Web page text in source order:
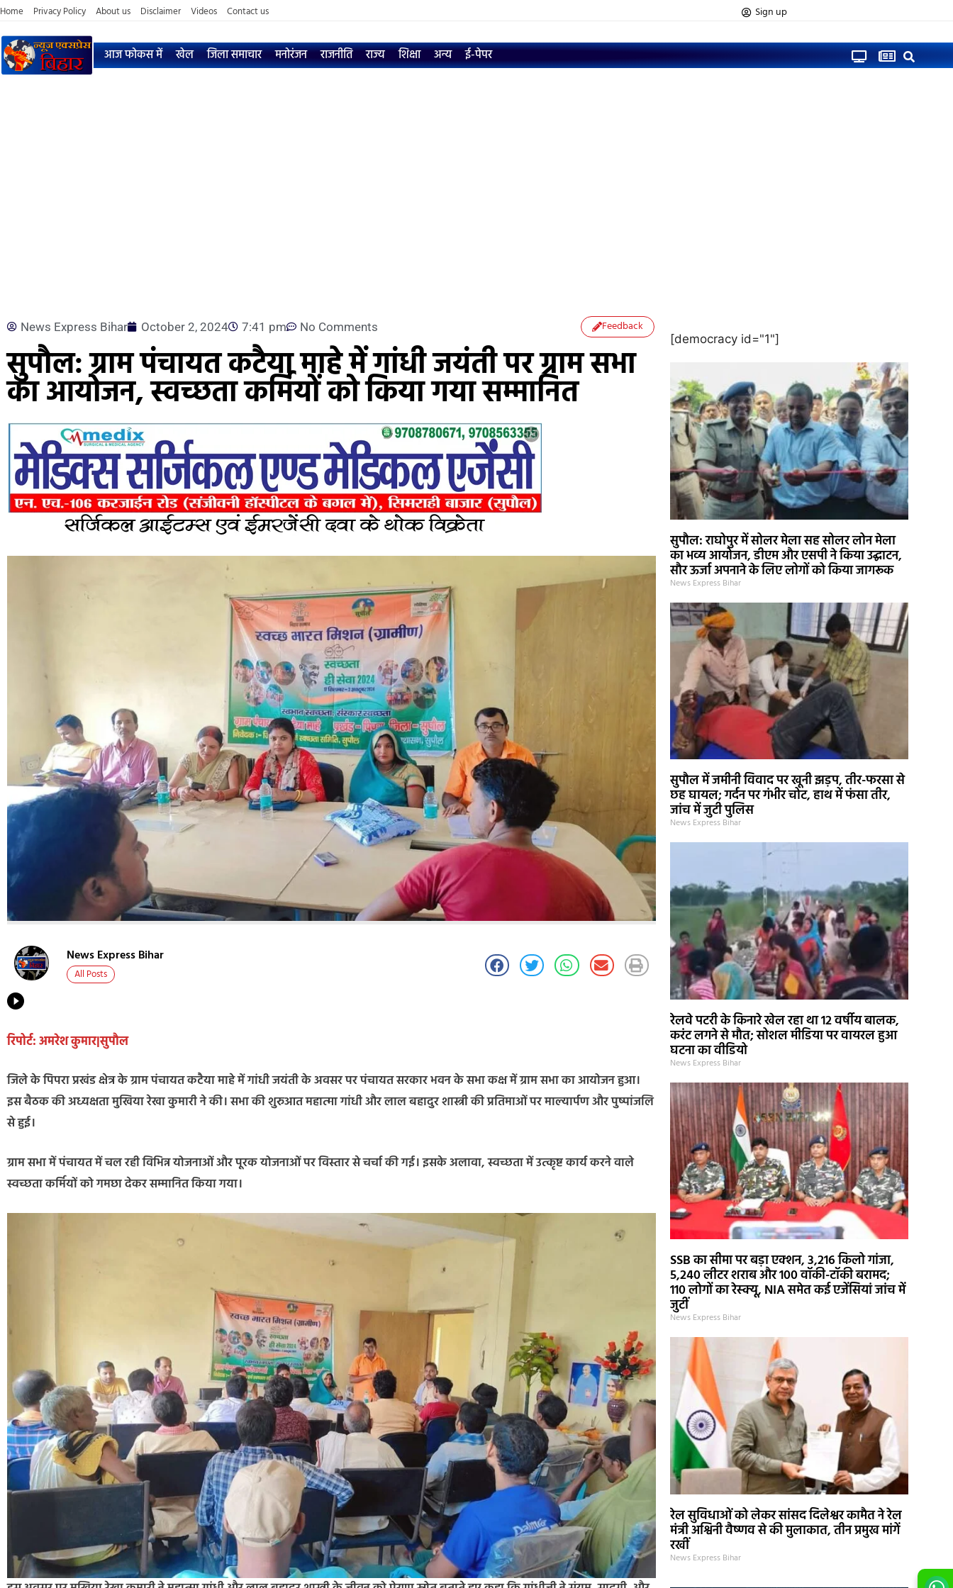
Home Privacy Policy About us Disclaimer Videos Contact us Sign up
आज फोकस में खेल जिला समाचार मनोरंजन राजनीति राज्य शिक्षा अन्य ई-पेपर
News Express Bihar October 2, 2024 7:41 pm No Comments Feedback
सुपौल: ग्राम पंचायत कटैया माहे में गांधी जयंती पर ग्राम सभा
का आयोजन, स्वच्छता कर्मियों को किया गया सम्मानित
News Express Bihar
All Posts
रिपोर्ट: अमरेश कुमार|सुपौल
जिले के पिपरा प्रखंड क्षेत्र के ग्राम पंचायत कटैया माहे में गांधी जयंती के अवसर पर पंचायत सरकार भवन के सभा कक्ष में ग्राम सभा का आयोजन हुआ।
इस बैठक की अध्यक्षता मुखिया रेखा कुमारी ने की। सभा की शुरुआत महात्मा गांधी और लाल बहादुर शास्त्री की प्रतिमाओं पर माल्यार्पण और पुष्पांजलि
से हुई।
ग्राम सभा में पंचायत में चल रही विभिन्न योजनाओं और पूरक योजनाओं पर विस्तार से चर्चा की गई। इसके अलावा, स्वच्छता में उत्कृष्ट कार्य करने वाले
स्वच्छता कर्मियों को गमछा देकर सम्मानित किया गया।
[democracy id="1"]
सुपौल: राघोपुर में सोलर मेला सह सोलर लोन मेला
का भव्य आयोजन, डीएम और एसपी ने किया उद्घाटन,
सौर ऊर्जा अपनाने के लिए लोगों को किया जागरूक
News Express Bihar
सुपौल में जमीनी विवाद पर खूनी झड़प, तीर-फरसा से
छह घायल; गर्दन पर गंभीर चोट, हाथ में फंसा तीर,
जांच में जुटी पुलिस
News Express Bihar
रेलवे पटरी के किनारे खेल रहा था 12 वर्षीय बालक,
करंट लगने से मौत; सोशल मीडिया पर वायरल हुआ
घटना का वीडियो
News Express Bihar
SSB का सीमा पर बड़ा एक्शन, 3,216 किलो गांजा,
5,240 लीटर शराब और 100 वॉकी-टॉकी बरामद;
110 लोगों का रेस्क्यू, NIA समेत कई एजेंसियां जांच में
जुटीं
News Express Bihar
रेल सुविधाओं को लेकर सांसद दिलेश्वर कामैत ने रेल
मंत्री अश्विनी वैष्णव से की मुलाकात, तीन प्रमुख मांगें
रखीं
News Express Bihar